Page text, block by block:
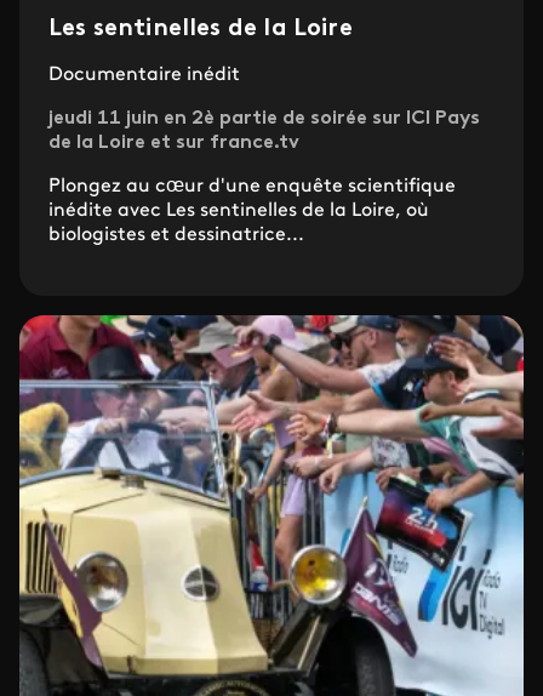
Les sentinelles de la Loire
Documentaire inédit
jeudi 11 juin en 2è partie de soirée sur ICI Pays
de la Loire et sur france.tv
Plongez au cœur d'une enquête scientifique
inédite avec Les sentinelles de la Loire, où
biologistes et dessinatrice...